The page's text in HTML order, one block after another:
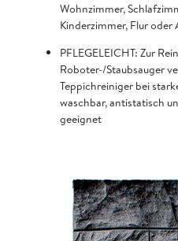
Wohnzimmer,
Kinderzimmer, Flur oder
PFLEGELEICHT: Zur
Roboter-/Staubsauger
Teppichreiniger bei
waschbar, antistatisch
geeignet